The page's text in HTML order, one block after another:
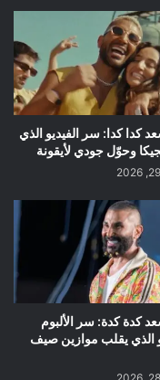
كدا كدا: سر الفيديو الذي
وحوّل جودي لأيقونة
كدة كدة: سر الألبوم
الذي يقلب موازين صيف